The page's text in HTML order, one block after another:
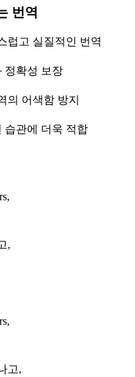
번역
럽고 실질적인 번역
정확성 보장
의 어색함 방지
습관에 더욱 적합
,
고,